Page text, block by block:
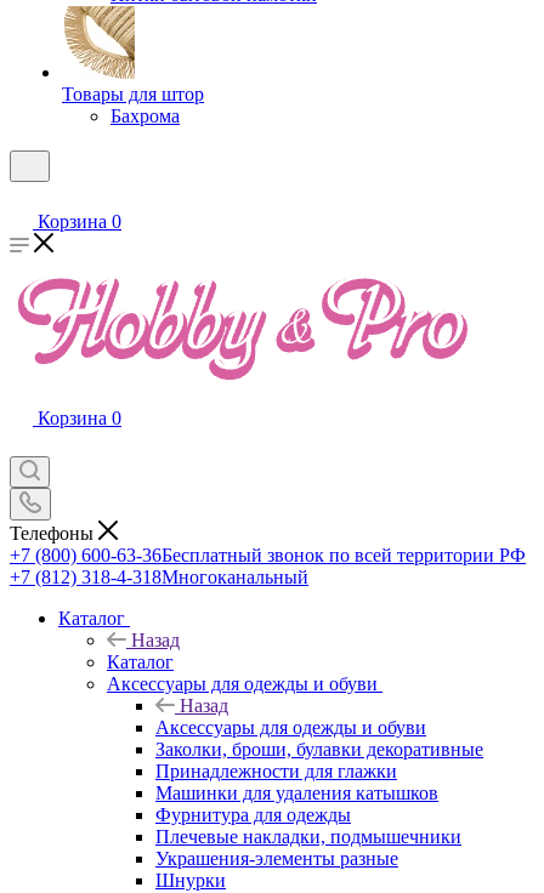
Товары для штор
Бахрома
Корзина 0
Корзина 0
Телефоны
+7 (800) 600-63-36Бесплатный звонок по всей территории РФ
+7 (812) 318-4-318Многоканальный
Каталог
Назад
Каталог
Аксессуары для одежды и обуви
Назад
Аксессуары для одежды и обуви
Заколки, броши, булавки декоративные
Принадлежности для глажки
Машинки для удаления катышков
Фурнитура для одежды
Плечевые накладки, подмышечники
Украшения-элементы разные
Шнурки